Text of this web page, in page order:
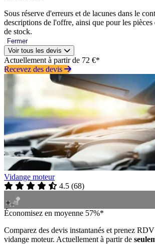
Sous réserve d'erreurs et de lacunes dans le
descriptions de l'offre, ainsi que pour les pièces
de stock.
Fermer
Voir tous les devis
Actuellement à partir de 72 €*
Recevez des devis
Vidange moteur
4.5 (68)
Économisez en moyenne 57%*
Comparez des devis instantanés et prenez
vidange moteur. Actuellement à partir de